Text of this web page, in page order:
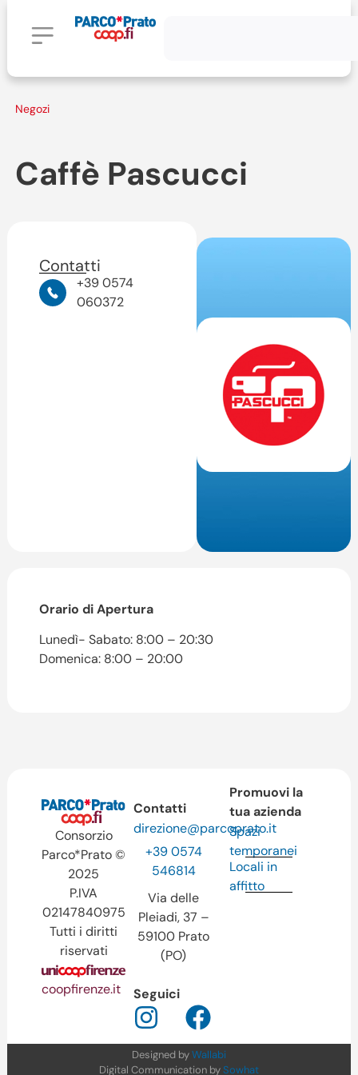
Negozi
Caffè Pascucci
Contatti
+39 0574
060372
Orario di Apertura
Lunedì- Sabato: 8:00 – 20:30
Domenica: 8:00 – 20:00
Consorzio
Parco*Prato ©
2025
P.IVA
02147840975
Tutti i diritti
riservati
coopfirenze.it
Contatti
direzione@parcoprato.it
+39 0574
546814
Via delle
Pleiadi, 37 –
59100 Prato
(PO)
Seguici
Promuovi la
tua azienda
Spazi
temporanei
Locali in
affitto
Designed byWallabi
Digital Communication bySowhat